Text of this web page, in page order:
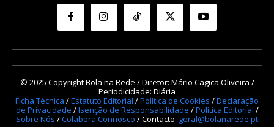
© 2025 Copyright Bola na Rede / Diretor: Mário Cagica Oliveira /
Periodicidade: Diária
Ficha Técnica /Estatuto Editorial /Política de Cookies /Declaração
de Privacidade /Isenção de Responsabilidade /Política Editorial /
Sobre Nós /Colabora Connosco / Contacto: geral@bolanarede.pt